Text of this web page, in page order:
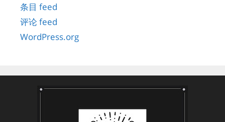
条目 feed
评论 feed
WordPress.org